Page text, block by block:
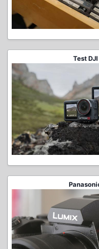
Test